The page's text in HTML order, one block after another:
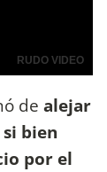
de alejar
bien
por el